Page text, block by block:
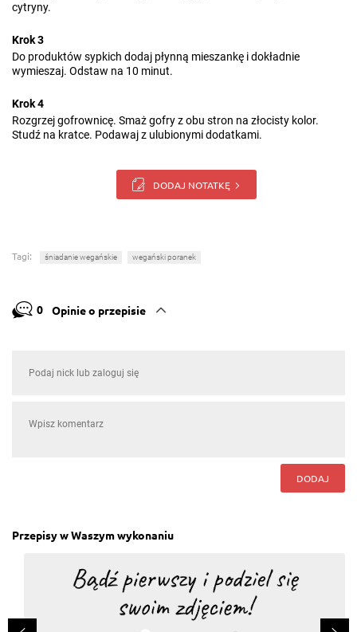
cytryny.
Krok 3
Do produktów sypkich dodaj płynną mieszankę i dokładnie
wymieszaj. Odstaw na 10 minut.
Krok 4
Rozgrzej gofrownicę. Smaż gofry z obu stron na złocisty kolor.
Studź na kratce. Podawaj z ulubionymi dodatkami.
DODAJ NOTATKĘ
Tagi: śniadanie wegańskie wegański poranek
0 Opinie o przepisie
DODAJ
Przepisy w Waszym wykonaniu